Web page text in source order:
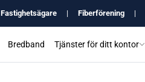
Fastighetsägare | Fiberförening |
Bredband Tjänster för ditt kontor